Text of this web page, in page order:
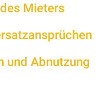
Mieters
und Abnutzung